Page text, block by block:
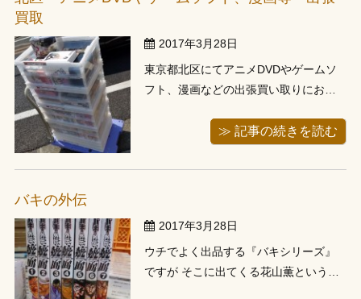
の頃からためた漫画の整理をすること
買取
2017年3月28日
東京都北区にてアニメDVDやゲームソ
フト、漫画などの出張買い取りにお伺
にお伺いさせて頂いたお客様です。お
にご予約が入っており、お昼どきでも
≫ 記事の続きを読む
バキの外伝
2017年3月28日
ウチでよく出品する『バキシリーズ』
ですが そこに出てくる花山薫というキ